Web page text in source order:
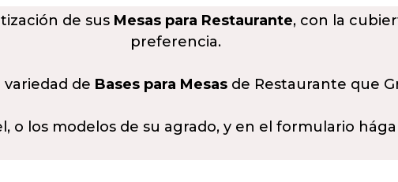
de sus Mesas para Restaurante, con la
preferencia.
de Bases para Mesas de Restaurante que
o los modelos de su agrado, y en el formulario